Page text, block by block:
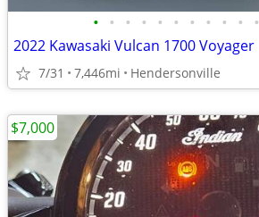
• • • • • • • • • • •
2022 Kawasaki Vulcan 1700 Voyager
7/31 7,446mi Hendersonville
$7,000